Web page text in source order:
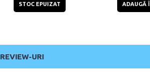
REVIEW-URI